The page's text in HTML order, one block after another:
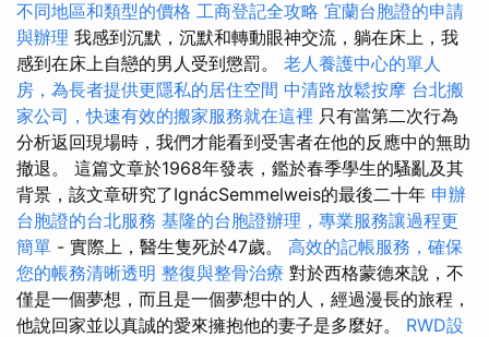
不同地區和類型的價格 工商登記全攻略 宜蘭台胞證的申請
與辦理 我感到沉默，沉默和轉動眼神交流，躺在床上，我
感到在床上自戀的男人受到懲罰。 老人養護中心的單人
房，為長者提供更隱私的居住空間 中清路放鬆按摩 台北搬
家公司，快速有效的搬家服務就在這裡 只有當第二次行為
分析返回現場時，我們才能看到受害者在他的反應中的無助
撤退。 這篇文章於1968年發表，鑑於春季學生的騷亂及其
背景，該文章研究了IgnácSemmelweis的最後二十年 申辦
台胞證的台北服務 基隆的台胞證辦理，專業服務讓過程更
簡單 - 實際上，醫生隻死於47歲。 高效的記帳服務，確保
您的帳務清晰透明 整復與整骨治療 對於西格蒙德來說，不
僅是一個夢想，而且是一個夢想中的人，經過漫長的旅程，
他說回家並以真誠的愛來擁抱他的妻子是多麼好。 RWD設